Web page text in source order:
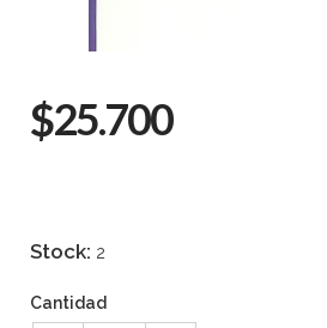
$25.700
Stock: 2
Cantidad